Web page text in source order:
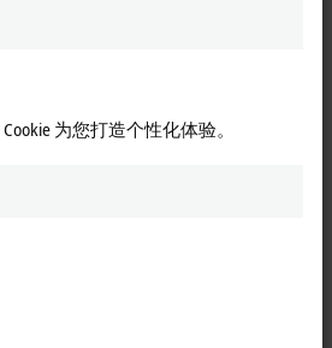
布式 AMP8000 驱动器连接到控制柜的
制柜了。无需使用控制柜也进一步减
线需求，同时也省去了以前控制柜散
流电源，它包含所有所需的电路组
电容器的电源滤波器、整流器和充电
为您打造个性化体验。